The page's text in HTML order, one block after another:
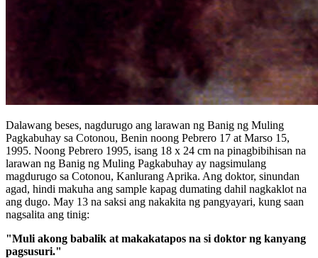
Dalawang beses, nagdurugo ang larawan ng Banig ng Muling
Pagkabuhay sa Cotonou, Benin noong Pebrero 17 at Marso 15,
1995. Noong Pebrero 1995, isang 18 x 24 cm na pinagbibihisan na
larawan ng Banig ng Muling Pagkabuhay ay nagsimulang
magdurugo sa Cotonou, Kanlurang Aprika. Ang doktor, sinundan
agad, hindi makuha ang sample kapag dumating dahil nagkaklot na
ang dugo. May 13 na saksi ang nakakita ng pangyayari, kung saan
nagsalita ang tinig:
"Muli akong babalik at makakatapos na si doktor ng kanyang
pagsusuri."